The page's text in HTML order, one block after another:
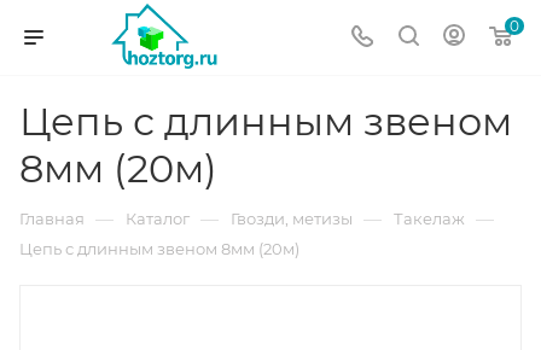
0
Цепь с длинным звеном
8мм (20м)
Главная — Каталог — Гвозди, метизы — Такелаж —
Цепь с длинным звеном 8мм (20м)